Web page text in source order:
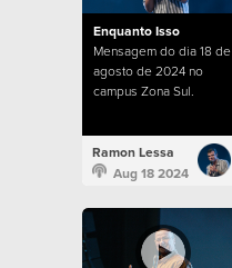
Enquanto Isso
Mensagem do dia 18 de
agosto de 2024 no
campus Zona Sul.
Ramon Lessa
Aug 18 2024